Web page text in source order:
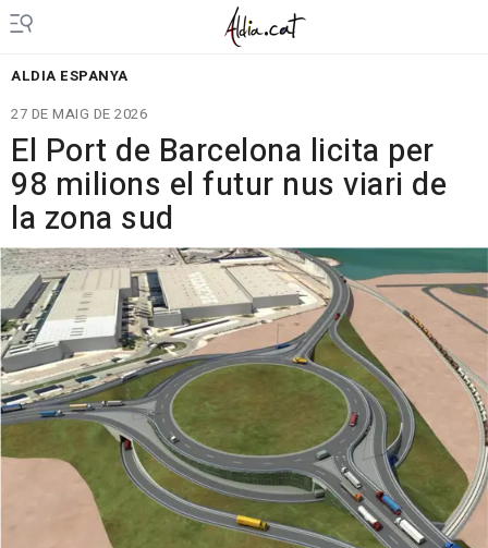
ALDIA ESPANYA
27 DE MAIG DE 2026
El Port de Barcelona licita per
98 milions el futur nus viari de
la zona sud